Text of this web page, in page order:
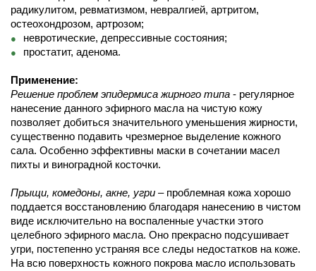
радикулитом, ревматизмом, невралгией, артритом,
остеохондрозом, артрозом;
невротические, депрессивные состояния;
простатит, аденома.
Применение:
Решение проблем эпидермиса жирного типа - регулярное
нанесение данного эфирного масла на чистую кожу
позволяет добиться значительного уменьшения жирности,
существенно подавить чрезмерное выделение кожного
сала. Особенно эффективны маски в сочетании масел
пихты и виноградной косточки.
Прыщи, комедоны, акне, угри – проблемная кожа хорошо
поддается восстановлению благодаря нанесению в чистом
виде исключительно на воспаленные участки этого
целебного эфирного масла. Оно прекрасно подсушивает
угри, постепенно устраняя все следы недостатков на коже.
На всю поверхность кожного покрова масло использовать